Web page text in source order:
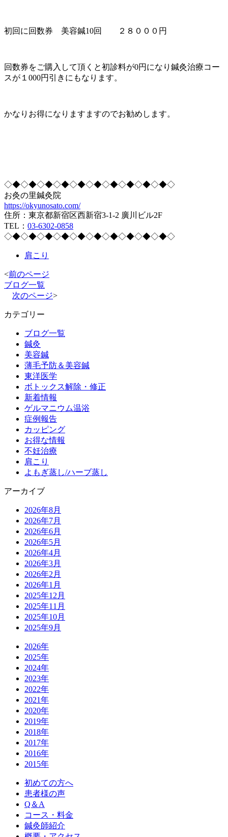
初回に回数券 美容鍼10回 ２８０００円
回数券をご購入して頂くと初診料が0円になり鍼灸治療コー
スが１000円引きにもなります。
かなりお得になりますますのでお勧めします。
◇◆◇◆◇◆◇◆◇◆◇◆◇◆◇◆◇◆◇◆◇
お灸の里鍼灸院
https://okyunosato.com/
住所：東京都新宿区西新宿3-1-2 廣川ビル2F
TEL： 03-6302-0858
◇◆◇◆◇◆◇◆◇◆◇◆◇◆◇◆◇◆◇◆◇
肩こり
<前のページ
ブログ一覧
次のページ>
カテゴリー
ブログ一覧
鍼灸
美容鍼
薄毛予防＆美容鍼
東洋医学
ボトックス解除・修正
新着情報
ゲルマニウム温浴
症例報告
カッピング
お得な情報
不妊治療
肩こり
よもぎ蒸し/ハーブ蒸し
アーカイブ
2026年8月
2026年7月
2026年6月
2026年5月
2026年4月
2026年3月
2026年2月
2026年1月
2025年12月
2025年11月
2025年10月
2025年9月
2026年
2025年
2024年
2023年
2022年
2021年
2020年
2019年
2018年
2017年
2016年
2015年
初めての方へ
患者様の声
Q＆A
コース・料金
鍼灸師紹介